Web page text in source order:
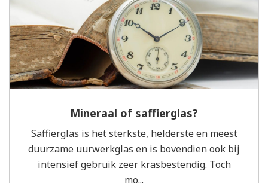
Mineraal of saffierglas?
Saffierglas is het sterkste, helderste en meest
duurzame uurwerkglas en is bovendien ook bij
intensief gebruik zeer krasbestendig. Toch
mo...